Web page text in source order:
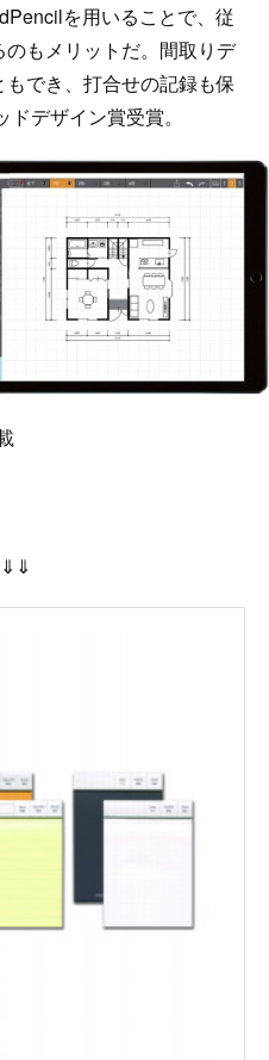
を用いることで、従
もメリットだ。間取りデ
でき、打合せの記録も保
デザイン賞受賞。
⇓⇓